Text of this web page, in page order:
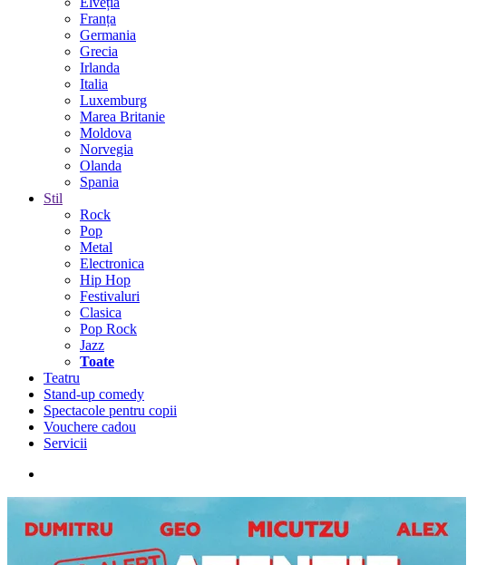
Franța
Germania
Grecia
Irlanda
Italia
Luxemburg
Marea Britanie
Moldova
Norvegia
Olanda
Spania
Stil
Rock
Pop
Metal
Electronica
Hip Hop
Festivaluri
Clasica
Pop Rock
Jazz
Toate
Teatru
Stand-up comedy
Spectacole pentru copii
Vouchere cadou
Servicii